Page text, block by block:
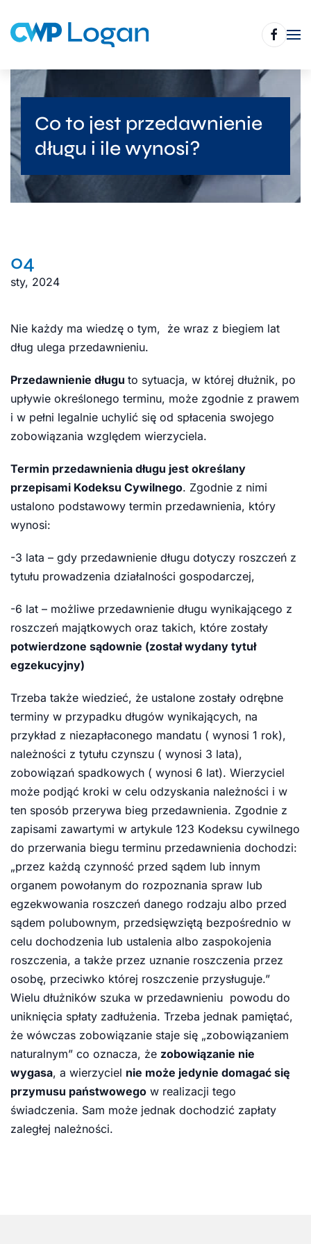
Skip
main
content
Co to jest przedawnienie
długu i ile wynosi?
04
sty, 2024
Nie każdy ma wiedzę o tym, że wraz z biegiem lat
dług ulega przedawnieniu.
Przedawnienie długu to sytuacja, w której dłużnik, po
upływie określonego terminu, może zgodnie z prawem
i w pełni legalnie uchylić się od spłacenia swojego
zobowiązania względem wierzyciela.
Termin przedawnienia długu jest określany
przepisami Kodeksu Cywilnego. Zgodnie z nimi
ustalono podstawowy termin przedawnienia, który
wynosi:
-3 lata – gdy przedawnienie długu dotyczy roszczeń z
tytułu prowadzenia działalności gospodarczej,
-6 lat – możliwe przedawnienie długu wynikającego z
roszczeń majątkowych oraz takich, które zostały
potwierdzone sądownie (został wydany tytuł
egzekucyjny)
Trzeba także wiedzieć, że ustalone zostały odrębne
terminy w przypadku długów wynikających, na
przykład z niezapłaconego mandatu ( wynosi 1 rok),
należności z tytułu czynszu ( wynosi 3 lata),
zobowiązań spadkowych ( wynosi 6 lat). Wierzyciel
może podjąć kroki w celu odzyskania należności i w
ten sposób przerywa bieg przedawnienia. Zgodnie z
zapisami zawartymi w artykule 123 Kodeksu cywilnego
do przerwania biegu terminu przedawnienia dochodzi:
„przez każdą czynność przed sądem lub innym
organem powołanym do rozpoznania spraw lub
egzekwowania roszczeń danego rodzaju albo przed
sądem polubownym, przedsięwziętą bezpośrednio w
celu dochodzenia lub ustalenia albo zaspokojenia
roszczenia, a także przez uznanie roszczenia przez
osobę, przeciwko której roszczenie przysługuje.”
Wielu dłużników szuka w przedawnieniu powodu do
uniknięcia spłaty zadłużenia. Trzeba jednak pamiętać,
że wówczas zobowiązanie staje się „zobowiązaniem
naturalnym” co oznacza, że zobowiązanie nie
wygasa, a wierzyciel nie może jedynie domagać się
przymusu państwowego w realizacji tego
świadczenia. Sam może jednak dochodzić zapłaty
zaległej należności.